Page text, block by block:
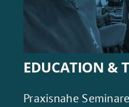
EDUCATION &
Praxisnahe